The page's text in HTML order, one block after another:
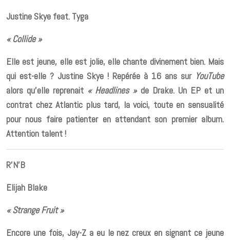
Justine Skye feat. Tyga
« Collide »
Elle est jeune, elle est jolie, elle chante divinement bien. Mais
qui est-elle ? Justine Skye ! Repérée à 16 ans sur YouTube
alors qu’elle reprenait « Headlines »de Drake. Un EP et un
contrat chez Atlantic plus tard, la voici, toute en sensualité
pour nous faire patienter en attendant son premier album.
Attention talent !
R’N’B
Elijah Blake
« Strange Fruit »
Encore une fois, Jay-Z a eu le nez creux en signant ce jeune